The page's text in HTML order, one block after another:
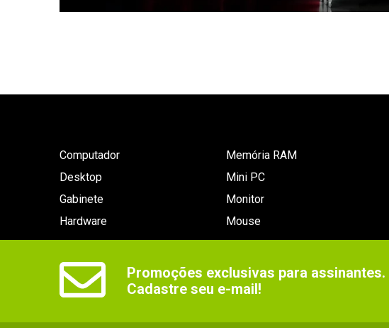
Computador
Desktop
Gabinete
Hardware
Memória RAM
Mini PC
Monitor
Mouse
Promoções exclusivas para assinantes.
Cadastre seu e-mail!